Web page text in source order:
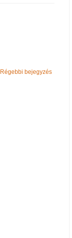
Régebbi bejegyzés